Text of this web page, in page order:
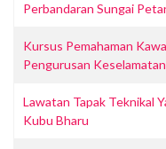
Perbandaran Sungai
Kursus Pemahaman
Pengurusan
Lawatan Tapak Teknikal
Kubu Bharu